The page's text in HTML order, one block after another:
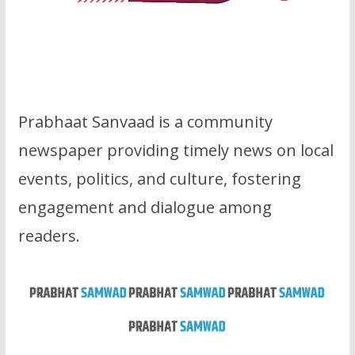
Prabhaat Sanvaad is a community
newspaper providing timely news on local
events, politics, and culture, fostering
engagement and dialogue among
readers.